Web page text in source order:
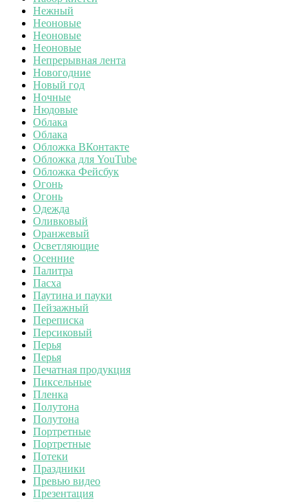
Нежный
Неоновые
Неоновые
Неоновые
Непрерывная лента
Новогодние
Новый год
Ночные
Нюдовые
Облака
Облака
Обложка ВКонтакте
Обложка для YouTube
Обложка Фейсбук
Огонь
Огонь
Одежда
Оливковый
Оранжевый
Осветляющие
Осенние
Палитра
Пасха
Паутина и пауки
Пейзажный
Переписка
Персиковый
Перья
Перья
Печатная продукция
Пиксельные
Пленка
Полутона
Полутона
Портретные
Портретные
Потеки
Праздники
Превью видео
Презентация